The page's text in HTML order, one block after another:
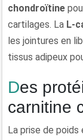
chondroïtine
cartilages. La L-
les jointures en
tissus adipeux
Des protéines légères et de la L-
carnitine
La prise de